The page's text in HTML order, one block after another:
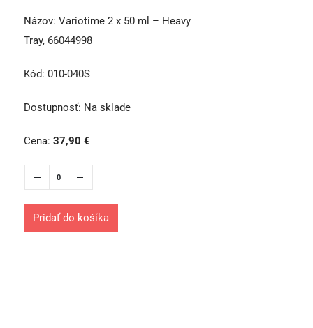
Názov: Variotime 2 x 50 ml – Heavy
Tray, 66044998
Kód: 010-040S
Dostupnosť: Na sklade
Cena: 37,90 €
Pridať do košíka